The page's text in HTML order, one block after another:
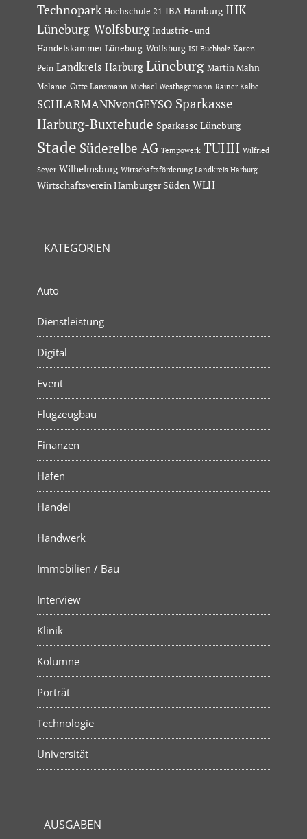
Technopark Hochschule 21 IBA Hamburg IHK
Lüneburg-Wolfsburg Industrie- und
Handelskammer Lüneburg-Wolfsburg ISI Buchholz Karen
Pein Landkreis Harburg Lüneburg Martin Mahn
Melanie-Gitte Lansmann Michael Westhagemann Rainer Kalbe
SCHLARMANNvonGEYSO Sparkasse
Harburg-Buxtehude Sparkasse Lüneburg
Stade Süderelbe AG Tempowerk TUHH Wilfried
Seyer Wilhelmsburg Wirtschaftsförderung Landkreis Harburg
Wirtschaftsverein Hamburger Süden WLH
KATEGORIEN
Auto
Dienstleistung
Digital
Event
Flugzeugbau
Finanzen
Hafen
Handel
Handwerk
Immobilien / Bau
Interview
Klinik
Kolumne
Porträt
Technologie
Universität
AUSGABEN